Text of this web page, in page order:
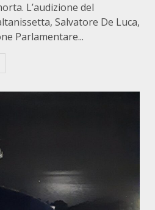
L’audizione del
Salvatore De Luca,
Parlamentare...